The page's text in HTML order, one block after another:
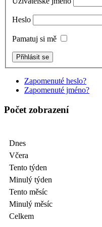
Heslo
Pamatuj si mě
Zapomenuté heslo?
Zapomenuté jméno?
Počet zobrazení
Dnes
Včera
Tento týden
Minulý týden
Tento měsíc
Minulý měsíc
Celkem